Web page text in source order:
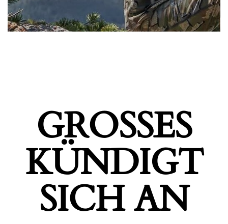
GROSSES K
ÜNDIGT S
ICH AN